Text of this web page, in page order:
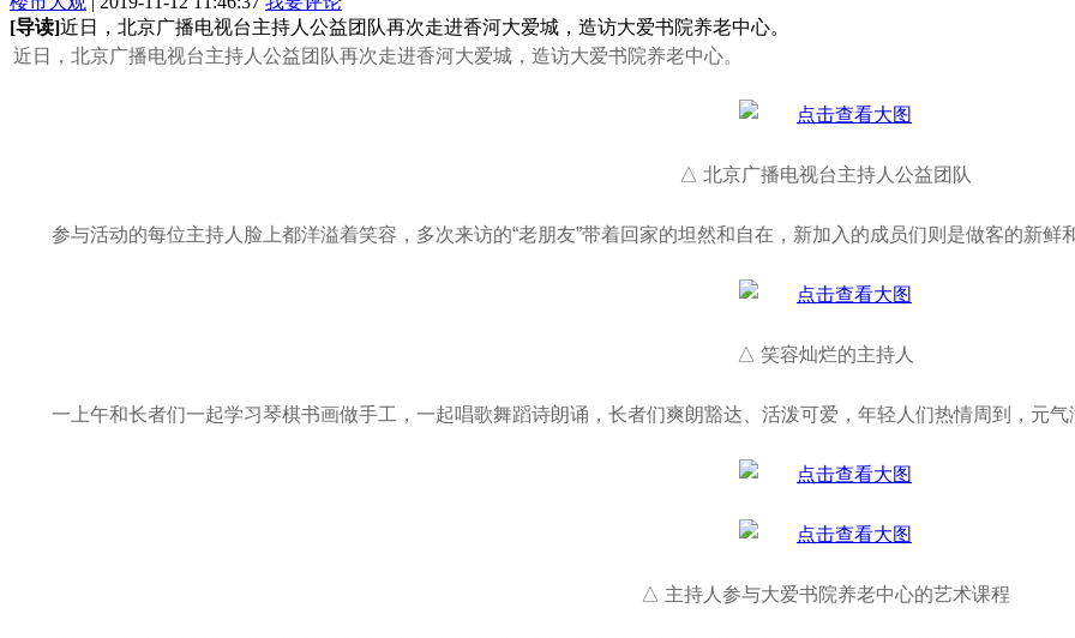
[导读]近日，北京广播电视台主持人公益团队再次走进香河大爱城，造访大爱书院养老中心。
近日，北京广播电视台主持人公益团队再次走进香河大爱城，造访大爱书院养老中心。
△ 北京广播电视台主持人公益团队
参与活动的每位主持人脸上都洋溢着笑容，多次来访的“老朋友”带着回家的坦然和自在，新加入的成员们则是做客的新鲜
△ 笑容灿烂的主持人
一上午和长者们一起学习琴棋书画做手工，一起唱歌舞蹈诗朗诵，长者们爽朗豁达、活泼可爱，年轻人们热情周到，元气
△ 主持人参与大爱书院养老中心的艺术课程